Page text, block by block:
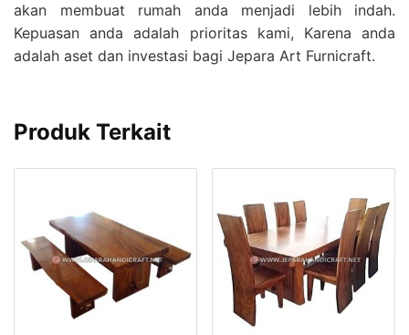
akan membuat rumah anda menjadi lebih indah.
Kepuasan anda adalah prioritas kami, Karena anda
adalah aset dan investasi bagi Jepara Art Furnicraft.
Produk Terkait